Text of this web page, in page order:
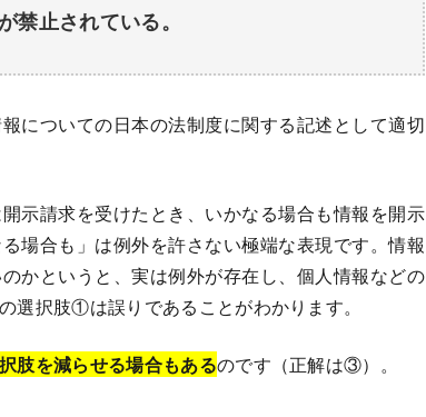
禁止されている。
についての日本の法制度に関する記述として適切
示請求を受けたとき、いかなる場合も情報を開示
場合も」は例外を許さない極端な表現です。情報
かというと、実は例外が存在し、個人情報などの
選択肢①は誤りであることがわかります。
肢を減らせる場合もあるのです（正解は③）。